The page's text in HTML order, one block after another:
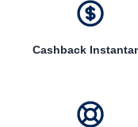
Cashback